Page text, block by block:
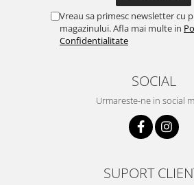
Vreau sa primesc newsletter cu
magazinului. Afla mai multe in
Confidentialitate
SOCIAL
Urmareste-ne in social
SUPORT